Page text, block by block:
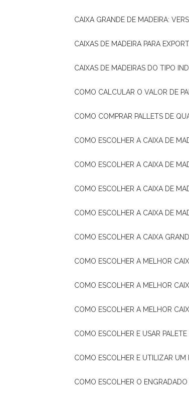
CAIXA GRANDE DE MADEIRA:
CAIXAS DE MADEIRA PARA
CAIXAS DE MADEIRAS DO TIPO
COMO CALCULAR O VALOR DE
COMO COMPRAR PALLETS DE
COMO ESCOLHER A CAIXA DE
COMO ESCOLHER A CAIXA DE
COMO ESCOLHER A CAIXA DE
COMO ESCOLHER A CAIXA DE
COMO ESCOLHER A CAIXA
COMO ESCOLHER A MELHOR
COMO ESCOLHER A MELHOR
COMO ESCOLHER A MELHOR
COMO ESCOLHER E USAR
COMO ESCOLHER E UTILIZAR
COMO ESCOLHER O